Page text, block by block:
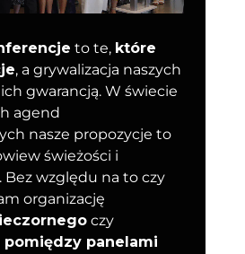
to te, które
, a grywalizacja naszych
gwarancją. W świecie
agend
nasze propozycje to
świeżości i
Bez względu na to czy
organizację
czy
panelami